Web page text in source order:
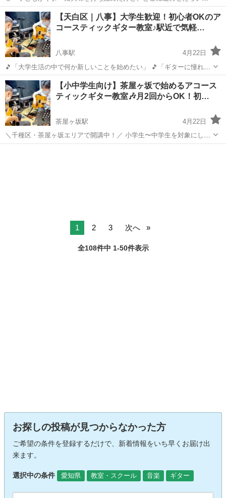
か分からない…」 そんな保護者様へ、名東区・上社駅すぐの【個別ギ
ターレッスン】をご案内します！ ✔️ エレキギター・アコースティック
ギター対応 ✔️ 小...
愛知 名古屋市 上社駅 ギター レッスン
【天白区｜八事】大学生歓迎！初心者OKのア
コースティックギター教室♪駅近で気軽…
八事駅
4月22日
🎵「大学生活の中で何か新しいことを始めたい」 🎵「ギターに憧れて
るけど、独学は難しい…」 そんなあなたにぴったりの、初心者歓迎ギ
ター教室です！ 名城線「八事」駅すぐそば。天白区内の大学に通う学
生さんが通いやすい場所...
愛知 名古屋市 八事駅 ギター
【小中学生向け】茶屋ヶ坂で始めるアコース
ティックギター教室🎶月2回からOK！初…
茶屋ヶ坂駅
4月22日
＼千種区・茶屋ヶ坂エリアで開講中！／ 小学生〜中学生を対象にし
た、アコースティックギターの個別レッスンです🎸✨ 未経験のお子さ
1 2 3 次へ
全108件中 1-50件表示
お探しの投稿が見つからなかった方
ご希望の条件を登録するだけで、新着情報をいち早くお届け出
来ます。
選択中の条件 愛知県 教室・スクール 音楽 ギター